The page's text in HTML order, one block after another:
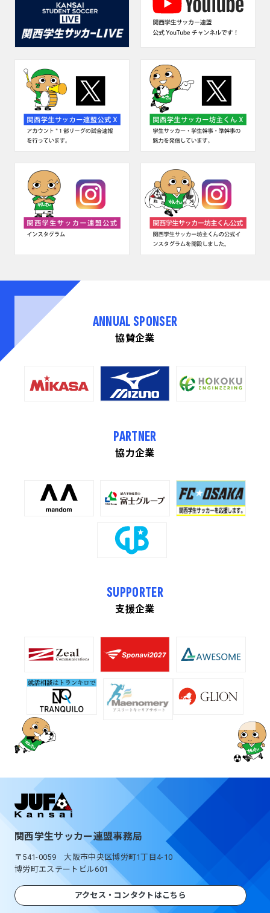
ANNUAL SPONSER
協賛企業
PARTNER
協力企業
SUPPORTER
支援企業
関西学生サッカー連盟事務局
〒541-0059 大阪市中央区博労町1丁目4-10
博労町エステートビル601
アクセス・コンタクトはこちら